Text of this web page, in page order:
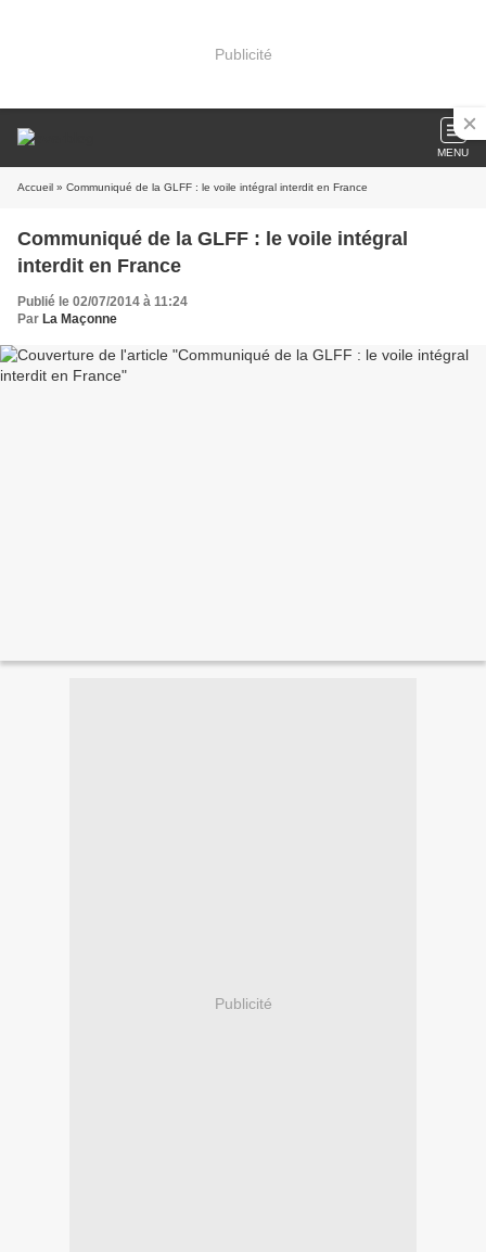
Publicité
MENU
Accueil » Communiqué de la GLFF : le voile intégral interdit en France
Communiqué de la GLFF : le voile intégral
interdit en France
Publié le 02/07/2014 à 11:24
Par La Maçonne
Publicité